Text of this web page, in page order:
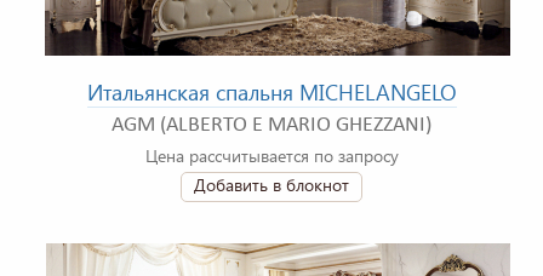
Итальянская спальня MICHELANGELO
AGM (ALBERTO E MARIO GHEZZANI)
Цена рассчитывается по запросу
Добавить в блокнот